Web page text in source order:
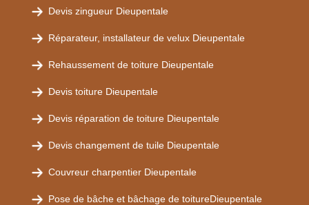
Devis zingueur Dieupentale
Réparateur, installateur de velux Dieupentale
Rehaussement de toiture Dieupentale
Devis toiture Dieupentale
Devis réparation de toiture Dieupentale
Devis changement de tuile Dieupentale
Couvreur charpentier Dieupentale
Pose de bâche et bâchage de toitureDieupentale